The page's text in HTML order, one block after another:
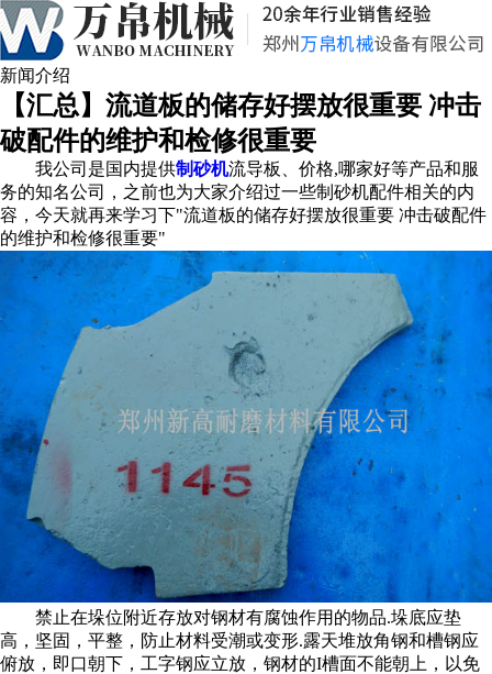
新闻介绍
【汇总】流道板的储存好摆放很重要 冲击
破配件的维护和检修很重要
我公司是国内提供制砂机流导板、价格,哪家好等产品和服
务的知名公司，之前也为大家介绍过一些制砂机配件相关的内
容，今天就再来学习下"流道板的储存好摆放很重要 冲击破配件
的维护和检修很重要"
禁止在垛位附近存放对钢材有腐蚀作用的物品.垛底应垫
高，坚固，平整，防止材料受潮或变形.露天堆放角钢和槽钢应
俯放，即口朝下，工字钢应立放，钢材的I槽面不能朝上，以免